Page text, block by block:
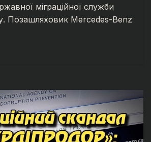
міграційної служби
Позашляховик Mercedes-Benz